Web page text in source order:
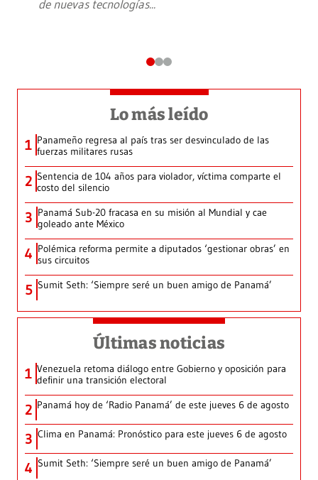
de nuevas tecnologías...
Lo más leído
1 Panameño regresa al país tras ser desvinculado de las
fuerzas militares rusas
2 Sentencia de 104 años para violador, víctima comparte el
costo del silencio
3 Panamá Sub-20 fracasa en su misión al Mundial y cae
goleado ante México
4 Polémica reforma permite a diputados ‘gestionar obras’ en
sus circuitos
5 Sumit Seth: ‘Siempre seré un buen amigo de Panamá’
Últimas noticias
1 Venezuela retoma diálogo entre Gobierno y oposición para
definir una transición electoral
2 Panamá hoy de ‘Radio Panamá’ de este jueves 6 de agosto
3 Clima en Panamá: Pronóstico para este jueves 6 de agosto
4 Sumit Seth: ‘Siempre seré un buen amigo de Panamá’